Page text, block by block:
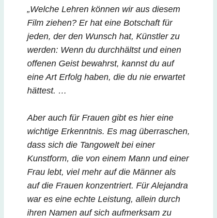
„Welche Lehren können wir aus diesem
Film ziehen? Er hat eine Botschaft für
jeden, der den Wunsch hat, Künstler zu
werden: Wenn du durchhältst und einen
offenen Geist bewahrst, kannst du auf
eine Art Erfolg haben, die du nie erwartet
hättest. …
Aber auch für Frauen gibt es hier eine
wichtige Erkenntnis. Es mag überraschen,
dass sich die Tangowelt bei einer
Kunstform, die von einem Mann und einer
Frau lebt, viel mehr auf die Männer als
auf die Frauen konzentriert. Für Alejandra
war es eine echte Leistung, allein durch
ihren Namen auf sich aufmerksam zu